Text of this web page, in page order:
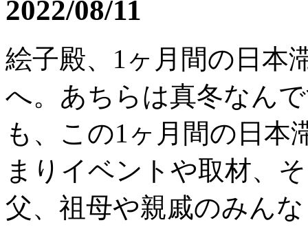
2022/08/11
絵子殿、1ヶ月間の日本
へ。あちらは真冬なん
も、この1ヶ月間の日本
まりイベントや取材、
父、祖母や親戚のみん